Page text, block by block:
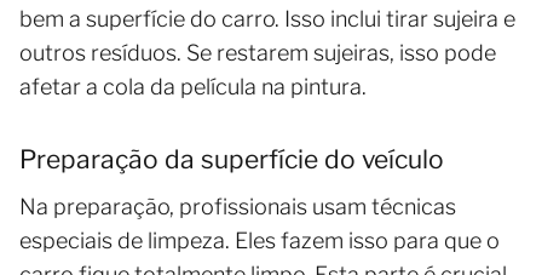
bem a superfície do carro. Isso inclui tirar sujeira e
outros resíduos. Se restarem sujeiras, isso pode
afetar a cola da película na pintura.
Preparação da superfície do veículo
Na preparação, profissionais usam técnicas
especiais de limpeza. Eles fazem isso para que o